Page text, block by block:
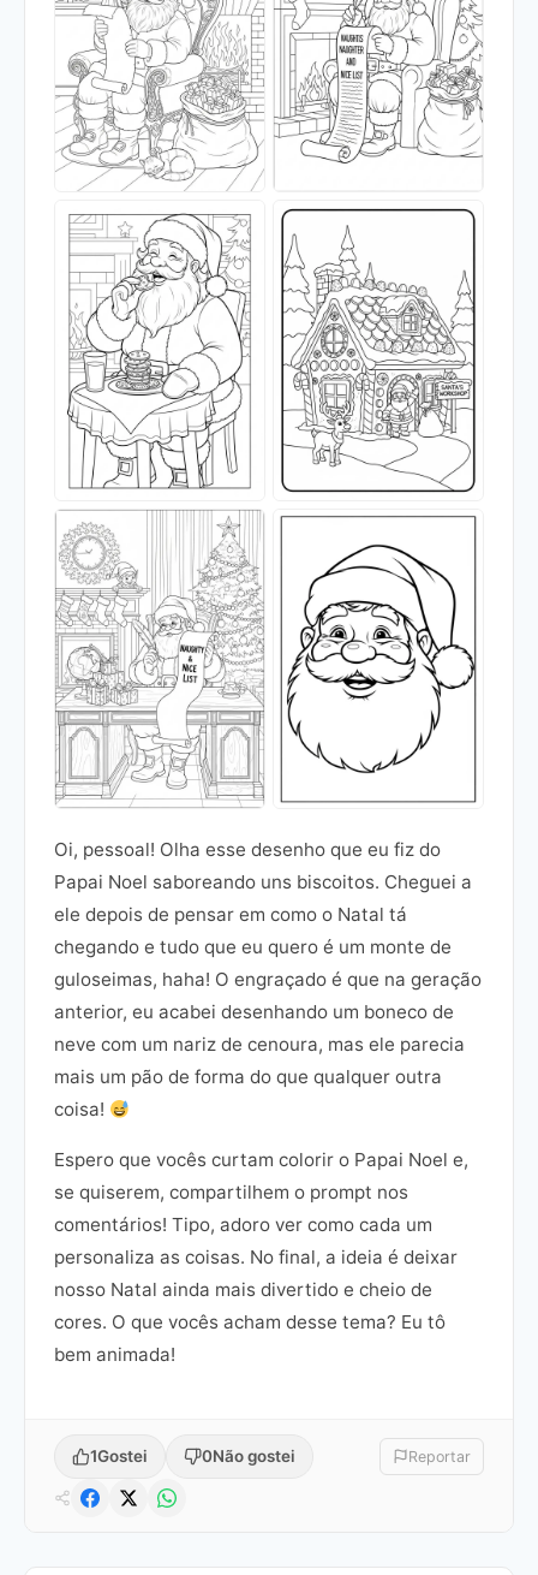
Oi, pessoal! Olha esse desenho que eu fiz do
Papai Noel saboreando uns biscoitos. Cheguei a
ele depois de pensar em como o Natal tá
chegando e tudo que eu quero é um monte de
guloseimas, haha! O engraçado é que na geração
anterior, eu acabei desenhando um boneco de
neve com um nariz de cenoura, mas ele parecia
mais um pão de forma do que qualquer outra
coisa!
Espero que vocês curtam colorir o Papai Noel e,
se quiserem, compartilhem o prompt nos
comentários! Tipo, adoro ver como cada um
personaliza as coisas. No final, a ideia é deixar
nosso Natal ainda mais divertido e cheio de
cores. O que vocês acham desse tema? Eu tô
bem animada!
1Gostei 0Não gostei Reportar